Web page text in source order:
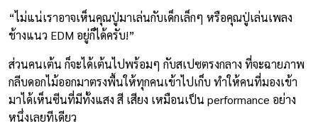
“ไม่แน่เราอาจเห็นคุณปู่มาเล่นกับเด็กเล็กๆ หรือคุณปู่เล่นเพลง
ช้างแนว EDM อยู่ก็ได้ครับ!”
ส่วนคนเต้น ก็จะได้เต้นไปพร้อมๆ กับสเปซตรงกลาง ที่จะฉายภาพ
กลีบดอกไม้ออกมาตรงพื้นให้ทุกคนเข้าไปเก็บ ทำให้คนที่มองเข้า
มาได้เห็นซีนที่มีทั้งแสง สี เสียง เหมือนเป็น performance อย่าง
หนึ่งเลยทีเดียว